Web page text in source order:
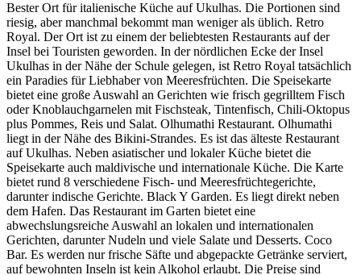
Bester Ort für italienische Küche auf Ukulhas. Die Portionen sind
riesig, aber manchmal bekommt man weniger als üblich. Retro
Royal. Der Ort ist zu einem der beliebtesten Restaurants auf der
Insel bei Touristen geworden. In der nördlichen Ecke der Insel
Ukulhas in der Nähe der Schule gelegen, ist Retro Royal tatsächlich
ein Paradies für Liebhaber von Meeresfrüchten. Die Speisekarte
bietet eine große Auswahl an Gerichten wie frisch gegrilltem Fisch
oder Knoblauchgarnelen mit Fischsteak, Tintenfisch, Chili-Oktopus
plus Pommes, Reis und Salat. Olhumathi Restaurant. Olhumathi
liegt in der Nähe des Bikini-Strandes. Es ist das älteste Restaurant
auf Ukulhas. Neben asiatischer und lokaler Küche bietet die
Speisekarte auch maldivische und internationale Küche. Die Karte
bietet rund 8 verschiedene Fisch- und Meeresfrüchtegerichte,
darunter indische Gerichte. Black Y Garden. Es liegt direkt neben
dem Hafen. Das Restaurant im Garten bietet eine
abwechslungsreiche Auswahl an lokalen und internationalen
Gerichten, darunter Nudeln und viele Salate und Desserts. Coco
Bar. Es werden nur frische Säfte und abgepackte Getränke serviert,
auf bewohnten Inseln ist kein Alkohol erlaubt. Die Preise sind